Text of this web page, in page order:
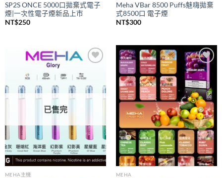
SP2S ONCE 5000口拋棄式電子
煙|一次性電子煙新品上市
NT$250
Meha VBar 8500 Puffs魅嗨拋棄
式8500口 電子煙
NT$300
wishlist
已售完
MEHA主機
Add to
wishlist
MEHA